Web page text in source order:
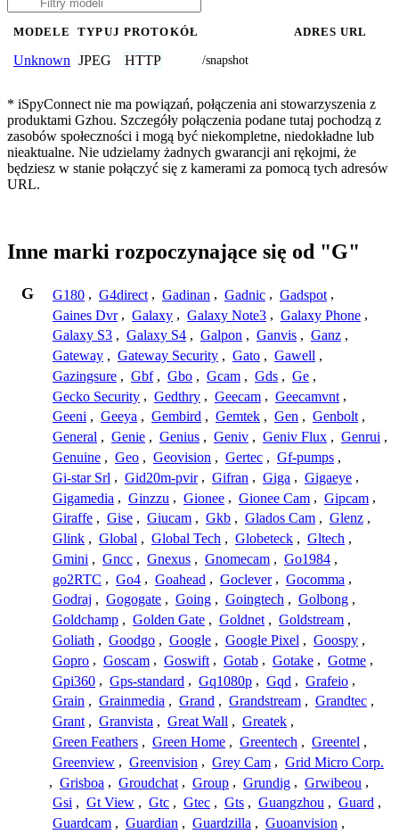
MODELE TYPUJ PROTOKÓŁ ADRES URL
Unknown JPEG HTTP /snapshot
* iSpyConnect nie ma powiązań, połączenia ani stowarzyszenia z
produktami Gzhou. Szczegóły połączenia podane tutaj pochodzą z
zasobów społeczności i mogą być niekompletne, niedokładne lub
nieaktualne. Nie udzielamy żadnych gwarancji ani rękojmi, że
będziesz w stanie połączyć się z kamerami za pomocą tych adresów
URL.
Inne marki rozpoczynające się od "G"
G G180 , G4direct , Gadinan , Gadnic , Gadspot ,
Gaines Dvr , Galaxy , Galaxy Note3 , Galaxy Phone ,
Galaxy S3 , Galaxy S4 , Galpon , Ganvis , Ganz ,
Gateway , Gateway Security , Gato , Gawell ,
Gazingsure , Gbf , Gbo , Gcam , Gds , Ge ,
Gecko Security , Gedthry , Geecam , Geecamvnt ,
Geeni , Geeya , Gembird , Gemtek , Gen , Genbolt ,
General , Genie , Genius , Geniv , Geniv Flux , Genrui ,
Genuine , Geo , Geovision , Gertec , Gf-pumps ,
Gi-star Srl , Gid20m-pvir , Gifran , Giga , Gigaeye ,
Gigamedia , Ginzzu , Gionee , Gionee Cam , Gipcam ,
Giraffe , Gise , Giucam , Gkb , Glados Cam , Glenz ,
Glink , Global , Global Tech , Globeteck , Gltech ,
Gmini , Gncc , Gnexus , Gnomecam , Go1984 ,
go2RTC , Go4 , Goahead , Goclever , Gocomma ,
Godraj , Gogogate , Going , Goingtech , Golbong ,
Goldchamp , Golden Gate , Goldnet , Goldstream ,
Goliath , Goodgo , Google , Google Pixel , Goospy ,
Gopro , Goscam , Goswift , Gotab , Gotake , Gotme ,
Gpi360 , Gps-standard , Gq1080p , Gqd , Grafeio ,
Grain , Grainmedia , Grand , Grandstream , Grandtec ,
Grant , Granvista , Great Wall , Greatek ,
Green Feathers , Green Home , Greentech , Greentel ,
Greenview , Greenvision , Grey Cam , Grid Micro Corp.
, Grisboa , Groudchat , Group , Grundig , Grwibeou ,
Gsi , Gt View , Gtc , Gtec , Gts , Guangzhou , Guard ,
Guardcam , Guardian , Guardzilla , Guoanvision ,